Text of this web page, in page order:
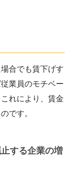
合でも賃下げす
業員のモチベー
れにより、賃金
です。
する企業の増